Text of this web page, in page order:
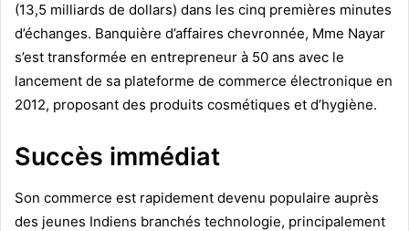
(13,5 milliards de dollars) dans les cinq premières minutes
d’échanges. Banquière d’affaires chevronnée, Mme Nayar
s’est transformée en entrepreneur à 50 ans avec le
lancement de sa plateforme de commerce électronique en
2012, proposant des produits cosmétiques et d’hygiène.
Succès immédiat
Son commerce est rapidement devenu populaire auprès
des jeunes Indiens branchés technologie, principalement